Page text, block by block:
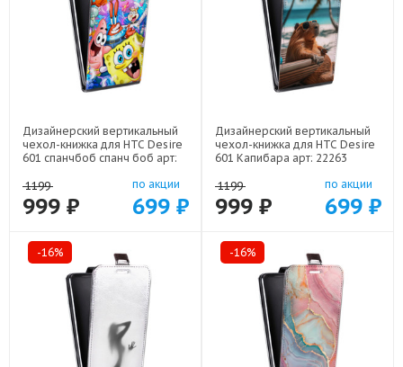
Дизайнерский вертикальный
чехол-книжка для HTC Desire
601 спанчбоб спанч боб арт:
1199
999 ₽
по акции
699 ₽
Дизайнерский вертикальный
чехол-книжка для HTC Desire
601 Капибара арт: 22263
1199
999 ₽
по акции
699 ₽
-16% -16%